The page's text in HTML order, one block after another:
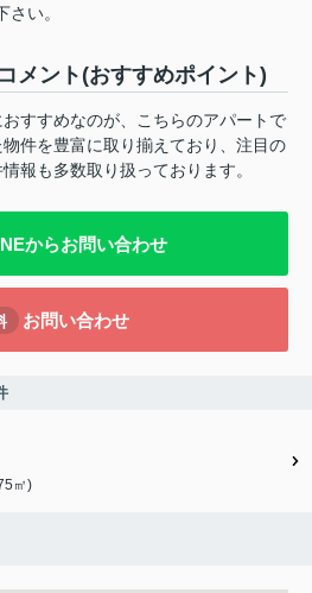
い。
メント(おすすめポイント)
すすめなのが、こちらのアパートで
件を豊富に取り揃えており、注目の
報も多数取り扱っております。
からお問い合わせ
お問い合わせ
㎡)